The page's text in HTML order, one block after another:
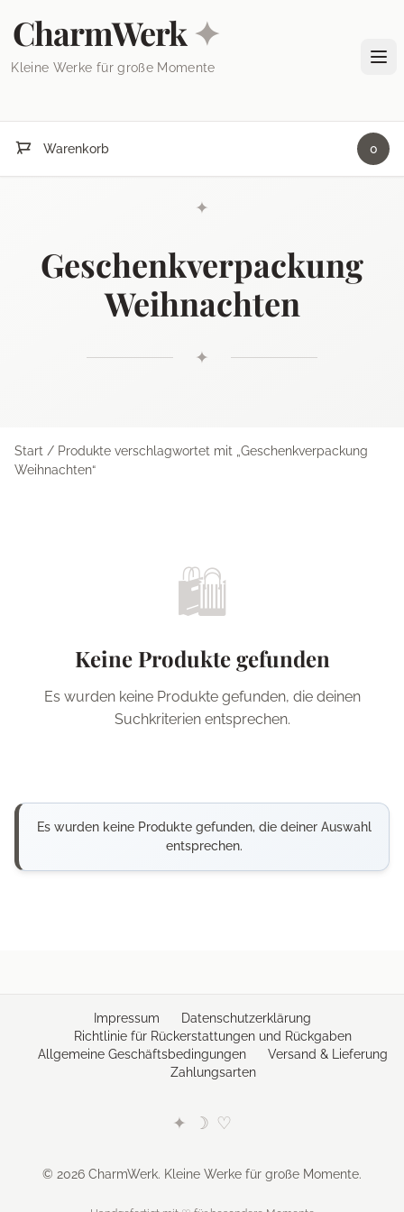
Skip to content
CharmWerk✦
Kleine Werke für große Momente
Warenkorb 0
✦
Geschenkverpackung
Weihnachten
✦
Start / Produkte verschlagwortet mit „Geschenkverpackung
Weihnachten“
🛍️
Keine Produkte gefunden
Es wurden keine Produkte gefunden, die deinen
Suchkriterien entsprechen.
Es wurden keine Produkte gefunden, die deiner Auswahl
entsprechen.
Impressum
Datenschutzerklärung
Richtlinie für Rückerstattungen und Rückgaben
Allgemeine Geschäftsbedingungen
Versand & Lieferung
Zahlungsarten
✦ ☽ ♡
© 2026 CharmWerk. Kleine Werke für große Momente.